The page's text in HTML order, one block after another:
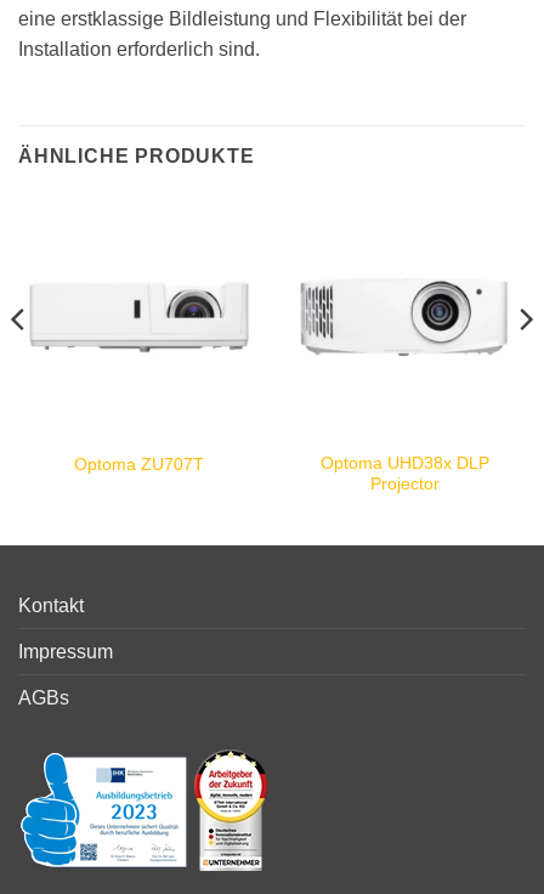
eine erstklassige Bildleistung und Flexibilität bei der
Installation erforderlich sind.
ÄHNLICHE PRODUKTE
Optoma ZU707T
Optoma UHD38x DLP
Projector
Kontakt
Impressum
AGBs